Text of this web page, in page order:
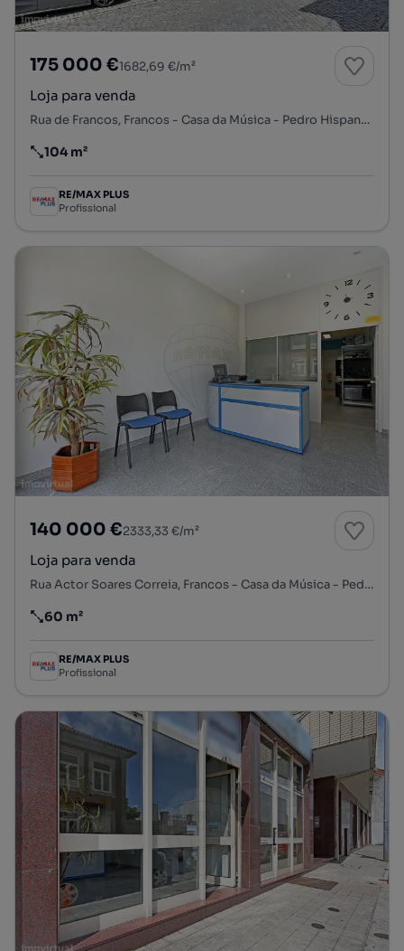
175 000 €1682,69 €/m²
Loja para venda
Rua de Francos, Francos - Casa da Música - Pedro Hispano, Ramalde, Porto, Porto
Preço por metro quadrado
104 m²
RE/MAX PLUS
Profissional
140 000 €2333,33 €/m²
Loja para venda
Rua Actor Soares Correia, Francos - Casa da Música - Pedro Hispano, Ramalde, Porto, Porto
Preço por metro quadrado
60 m²
RE/MAX PLUS
Profissional